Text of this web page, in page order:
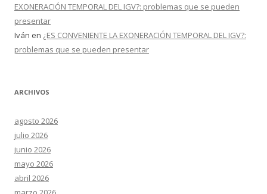
EXONERACIÓN TEMPORAL DEL IGV?: problemas que se pueden
presentar
Iván en ¿ES CONVENIENTE LA EXONERACIÓN TEMPORAL DEL IGV?:
problemas que se pueden presentar
ARCHIVOS
agosto 2026
julio 2026
junio 2026
mayo 2026
abril 2026